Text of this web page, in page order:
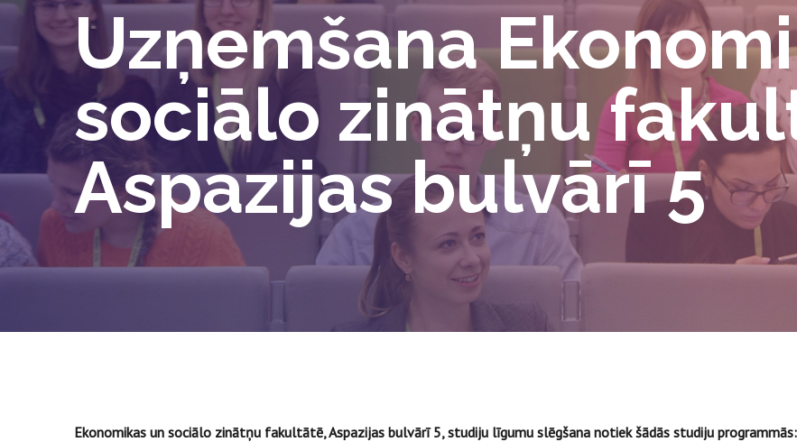
Uzņemšana
sociālo zinātņu
Aspazijas bulvārī 5
Ekonomikas un sociālo zinātņu fakultātē, Aspazijas bulvārī 5, studiju līgumu slēgšana notiek šādās studiju programmās: